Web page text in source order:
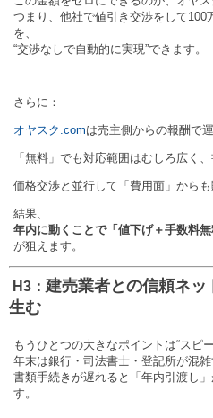
つまり、他社で値引き交渉をして100
を、
“交渉なしで自動的に実現”できます。
さらに：
オヤスク.comは売主側からの報酬で
「無料」でも対応範囲はむしろ広く
価格交渉と並行して「費用面」から
結果、
年内に動くことで「値下げ＋手数料
が狙えます。
️ H3： 建売業者との信頼ネッ
生む
もうひとつの大きなポイントは“スピー
年末は銀行・司法書士・登記所が混雑
書類手続きが遅れると「年内引渡し
す。